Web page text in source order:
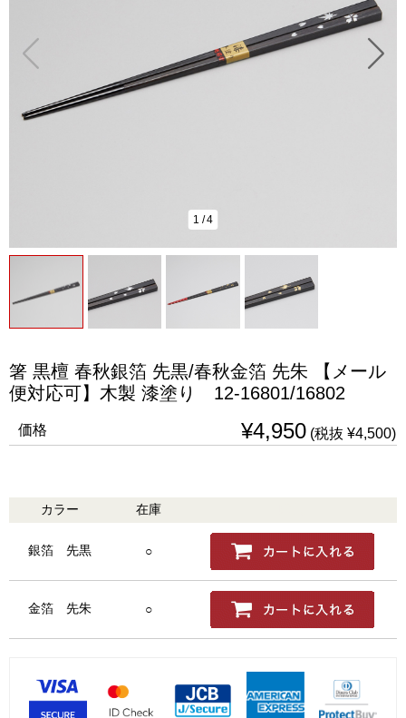
1 /4
箸 黒檀 春秋銀箔 先黒/春秋金箔 先朱 【メール
便対応可】木製 漆塗り 12-16801/16802
価格 ¥4,950 (税抜 ¥4,500)
カラー 在庫
銀箔 先黒 ○
金箔 先朱 ○